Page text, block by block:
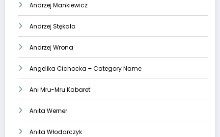
Andrzej Mankiewicz
Andrzej Stękała
Andrzej Wrona
Angelika Cichocka – Category Name
Ani Mru-Mru Kabaret
Anita Werner
Anita Włodarczyk